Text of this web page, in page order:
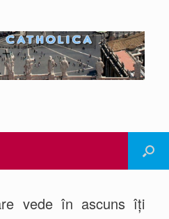
vede în ascuns îți